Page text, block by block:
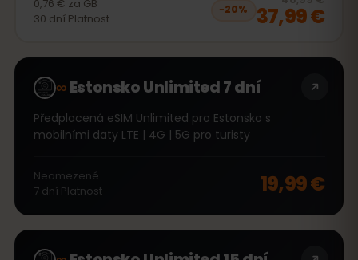
0,76 € za GB
30 dní Platnost
−20% 37,99 €
∞Estonsko Unlimited 7 dní
Předplacená eSIM Unlimited pro Estonsko s
mobilními daty LTE | 4G | 5G pro turisty
Neomezené
7 dní Platnost 19,99 €